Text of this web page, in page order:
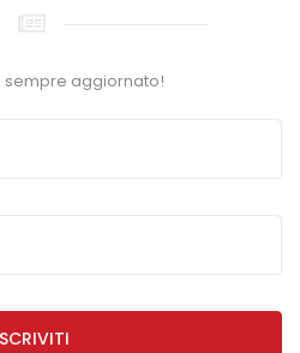
sempre aggiornato!